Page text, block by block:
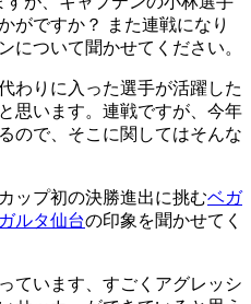
がですか？ また連戦になり
について聞かせてください。
わりに入った選手が活躍した
思います。連戦ですが、今年
ので、そこに関してはそんな
ップ初の決勝進出に挑むベガ
ルタ仙台の印象を聞かせてく
ています、すごくアグレッシ